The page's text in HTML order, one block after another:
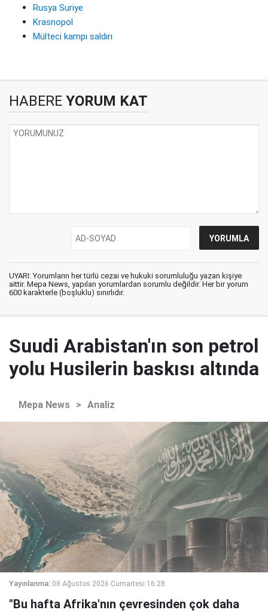
Rusya Suriye
Krasnopol
Mülteci kampı saldırı
HABERE YORUM KAT
UYARI: Yorumların her türlü cezai ve hukuki sorumluluğu yazan kişiye
aittir. Mepa News, yapılan yorumlardan sorumlu değildir. Her bir yorum
600 karakterle (boşluklu) sınırlıdır.
Suudi Arabistan'ın son petrol
yolu Husilerin baskısı altında
Mepa News > Analiz
Yayınlanma: 08 Ağustos 2026 Cumartesi 16:28
"Bu hafta Afrika'nın çevresinden çok daha